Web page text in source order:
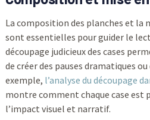
La composition des planches et la
sont essentielles pour guider le
découpage judicieux des cases
de créer des pauses dramatiques
exemple, l’analyse du découpage
montre comment chaque case est
l’impact visuel et narratif.